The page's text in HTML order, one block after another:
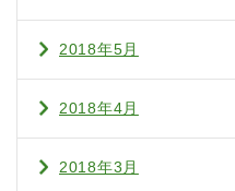
2018年5月
2018年4月
2018年3月